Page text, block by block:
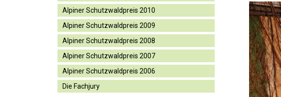
Alpiner Schutzwaldpreis 2010
Alpiner Schutzwaldpreis 2009
Alpiner Schutzwaldpreis 2008
Alpiner Schutzwaldpreis 2007
Alpiner Schutzwaldpreis 2006
Die Fachjury